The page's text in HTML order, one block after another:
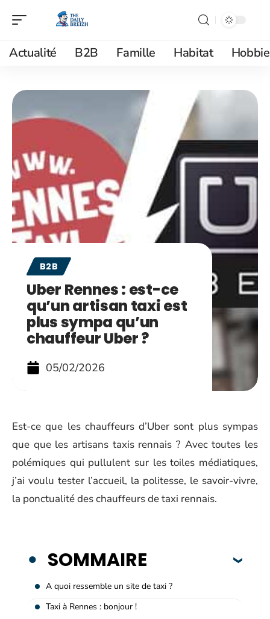
Actualité B2B Famille Habitat
B2B
Uber Rennes : est-ce
qu’un artisan taxi est
plus sympa qu’un
chauffeur Uber ?
05/02/2026
Est-ce que les chauffeurs d’Uber sont plus sympas
que que les artisans taxis rennais ? Avec toutes les
polémiques qui pullulent sur les toiles médiatiques,
j’ai voulu tester l’accueil, la politesse, le savoir-vivre,
la ponctualité des chauffeurs de taxi rennais.
SOMMAIRE
A quoi ressemble un site de taxi ?
Taxi à Rennes : bonjour !